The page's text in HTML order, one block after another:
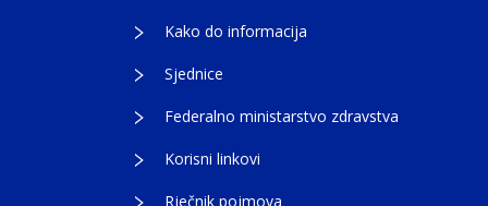
Kako do informacija
Sjednice
Federalno ministarstvo zdravstva
Korisni linkovi
Rječnik pojmova